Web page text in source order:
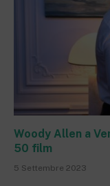
Woody Allen a
50 film
5 Settembre 2023